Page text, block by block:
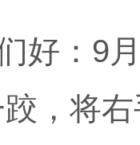
好：9
，将